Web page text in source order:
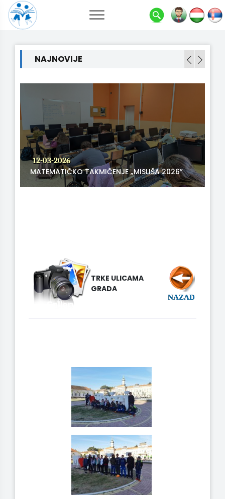
NAJNOVIJE
12-03-2026
MATEMATIČKO TAKMIČENJE „MISLIŠA 2026”
TRKE ULICAMA
GRADA
NAZAD